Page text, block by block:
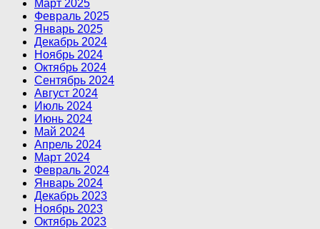
Март 2025
Февраль 2025
Январь 2025
Декабрь 2024
Ноябрь 2024
Октябрь 2024
Сентябрь 2024
Август 2024
Июль 2024
Июнь 2024
Май 2024
Апрель 2024
Март 2024
Февраль 2024
Январь 2024
Декабрь 2023
Ноябрь 2023
Октябрь 2023